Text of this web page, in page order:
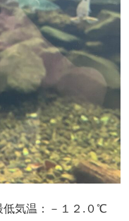
気温：－１２.０℃